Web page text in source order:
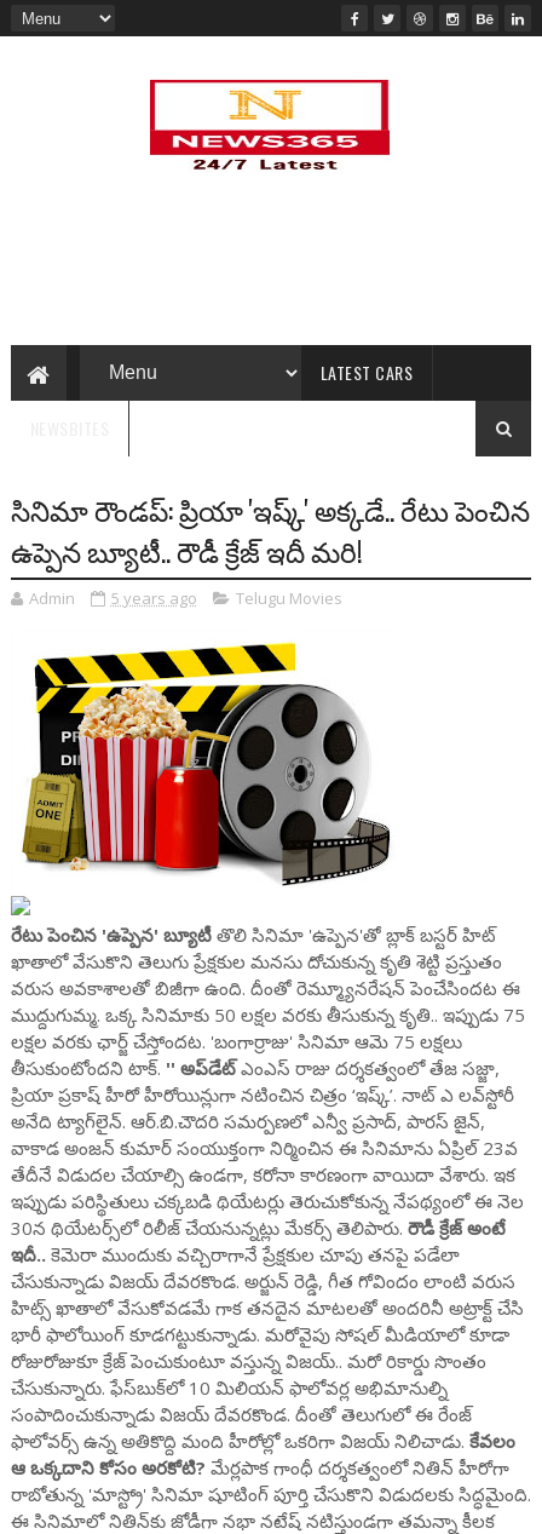
LATEST CARS
సినిమా రౌండప్: ప్రియా 'ఇష్క్' అక్కడే.. రేటు పెంచిన
ఉప్పెన బ్యూటీ.. రౌడీ క్రేజ్ ఇదీ మరి!
Admin 5 years ago Telugu Movies
రేటు పెంచిన 'ఉప్పెన' బ్యూటీతొలి సినిమా 'ఉప్పెన'తో బ్లాక్ బస్టర్ హిట్
ఖాతాలో వేసుకొని తెలుగు ప్రేక్షకుల మనసు దోచుకున్న కృతి శెట్టి ప్రస్తుతం
వరుస అవకాశాలతో బిజీగా ఉంది. దీంతో రెమ్మ్యూనరేషన్ పెంచేసిందట ఈ
ముద్దుగుమ్మ. ఒక్క సినిమాకు 50 లక్షల వరకు తీసుకున్న కృతి.. ఇప్పుడు 75
లక్షల వరకు ఛార్జ్ చేస్తోందట. 'బంగార్రాజు' సినిమా ఆమె 75 లక్షలు
తీసుకుంటోందని టాక్. '' అప్‌డేట్ఎంఎస్‌ రాజు దర్శకత్వంలో తేజ సజ్జా,
ప్రియా ప్రకాష్‌ హీరో హీరోయిన్లుగా నటించిన చిత్రం ‘ఇష్క్‌’. నాట్‌ ఎ లవ్‌స్టోరీ
అనేది ట్యాగ్‌లైన్‌. ఆర్‌.బి.చౌద‌రి స‌మ‌ర్పణ‌లో ఎన్వీ ప్ర‌సాద్‌, పార‌స్ జైన్‌,
వాకాడ అంజ‌న్ కుమార్ సంయుక్తంగా నిర్మించిన ఈ సినిమాను ఏప్రిల్‌ 23వ
తేదీనే విడుదల చేయాల్సి ఉండగా, కరోనా కారణంగా వాయిదా వేశారు. ఇక
ఇప్పుడు పరిస్థితులు చక్కబడి థియేటర్లు తెరుచుకోకున్న నేపథ్యంలో ఈ నెల
30న థియేటర్స్‌లో రిలీజ్ చేయనున్నట్లు మేకర్స్ తెలిపారు. రౌడీ క్రేజ్ అంటే
ఇదీ..కెమెరా ముందుకు వచ్చిరాగానే ప్రేక్షకుల చూపు తనపై పడేలా
చేసుకున్నాడు విజయ్ దేవరకొండ. అర్జున్ రెడ్డి, గీత గోవిందం లాంటి వరుస
హిట్స్ ఖాతాలో వేసుకోవడమే గాక తనదైన మాటలతో అందరినీ అట్రాక్ట్ చేసి
భారీ ఫాలోయింగ్ కూడగట్టుకున్నాడు. మరోవైపు సోషల్ మీడియాలో కూడా
రోజురోజుకూ క్రేజ్‌ పెంచుకుంటూ వస్తున్న విజయ్‌.. మరో రికార్డు సొంతం
చేసుకున్నారు. ఫేస్‌బుక్‌లో 10 మిలియన్‌ ఫాలోవర్ల అభిమానుల్ని
సంపాదించుకున్నాడు విజయ్ దేవరకొండ. దీంతో తెలుగులో ఈ రేంజ్‌
ఫాలోవర్స్‌ ఉన్న అతికొద్ది మంది హీరోల్లో ఒకరిగా విజయ్‌ నిలిచాడు. కేవలం
ఆ ఒక్కదాని కోసం అరకోటి? మేర్లపాక గాంధీ దర్శకత్వంలో నితిన్‌ హీరోగా
రాబోతున్న 'మాస్ట్రో' సినిమా షూటింగ్ పూర్తి చేసుకొని విడుదలకు సిద్ధమైంది.
ఈ సినిమాలో నితిన్‌కు జోడీగా నభా నటేష్ నటిస్తుండగా తమన్నా కీలక